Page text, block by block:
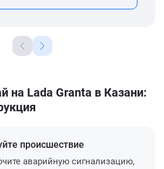
на Lada Granta в Казани:
происшествие
аварийную сигнализацию,